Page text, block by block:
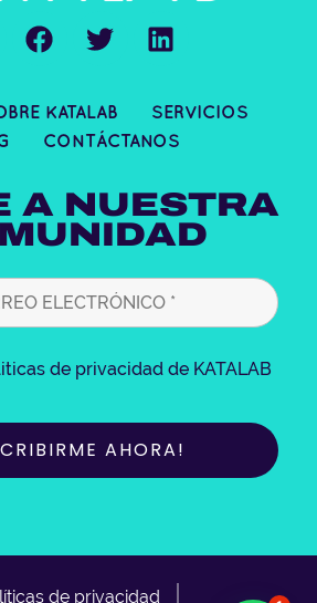
F
a
e
b
o
k
T
w
t
t
r
L
i
k
e
i
n
KATALAB
SERVICIOS
CONTÁCTANOS
A NUESTRA
de privacidad de KATALAB
de privacidad